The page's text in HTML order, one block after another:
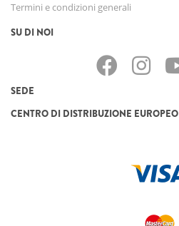
Termini e condizioni generali
SU DI NOI
SEDE
CENTRO DI DISTRIBUZIONE EUROPEO